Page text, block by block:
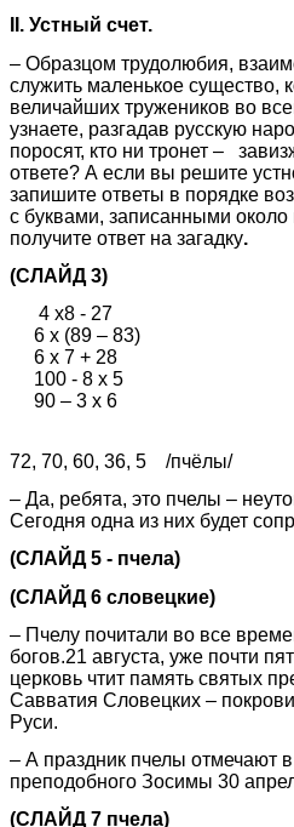
II. Устный счет.
– Образцом трудолюбия,
служить маленькое существо,
величайших тружеников во
узнаете, разгадав русскую
поросят, кто ни тронет –
ответе? А если вы решите
запишите ответы в порядке
с буквами, записанными
получите ответ на загадку.
(СЛАЙД 3)
4 х8 - 27
6 х (89 – 83)
6 х 7 + 28
100 - 8 х 5
90 – 3 х 6
72, 70, 60, 36, 5 /пчёлы/
– Да, ребята, это пчелы –
Сегодня одна из них будет
(СЛАЙД 5 - пчела)
(СЛАЙД 6 словецкие)
– Пчелу почитали во все
богов.21 августа, уже почти
церковь чтит память святых
Савватия Словецких –
Руси.
– А праздник пчелы отмечают
преподобного Зосимы 30
(СЛАЙД 7 пчела)